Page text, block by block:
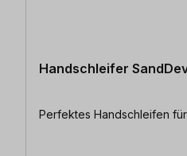
Handschleifer